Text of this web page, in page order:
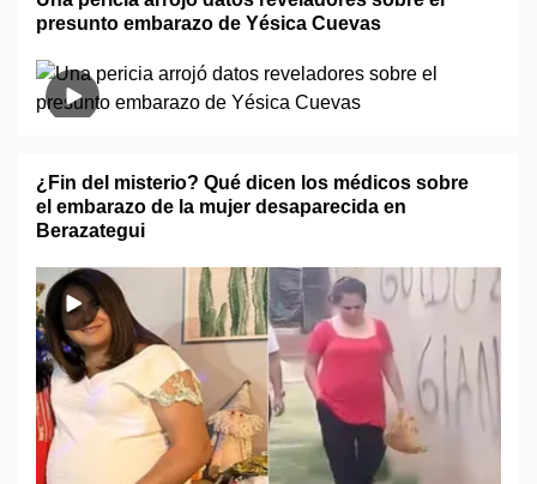
presunto embarazo de Yésica Cuevas
¿Fin del misterio? Qué dicen los médicos sobre
el embarazo de la mujer desaparecida en
Berazategui